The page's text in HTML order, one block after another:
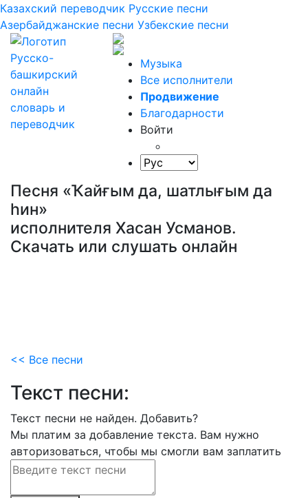
Казахский переводчик Русские песни
Азербайджанские песни Узбекские песни
Музыка
Все исполнители
Продвижение
Благодарности
Войти
Песня «Ҡайғым да, шатлығым да
һин»
исполнителя Хасан Усманов.
Скачать или слушать онлайн
<< Все песни
Текст песни:
Текст песни не найден. Добавить?
Мы платим за добавление текста. Вам нужно
авторизоваться, чтобы мы смогли вам заплатить